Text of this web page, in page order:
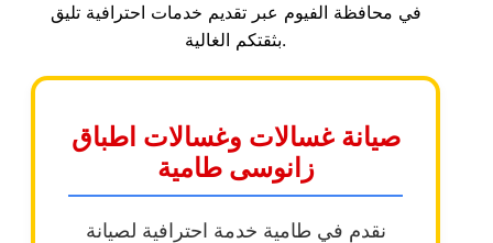
في محافظة الفيوم عبر تقديم خدمات احترافية تليق
بثقتكم الغالية.
صيانة غسالات وغسالات اطباق
زانوسى طامية
نقدم في طامية خدمة احترافية لصيانة